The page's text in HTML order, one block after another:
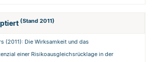
(Stand 2011)
(2011): Die Wirksamkeit und das
einer Risikoausgleichsrücklage in der